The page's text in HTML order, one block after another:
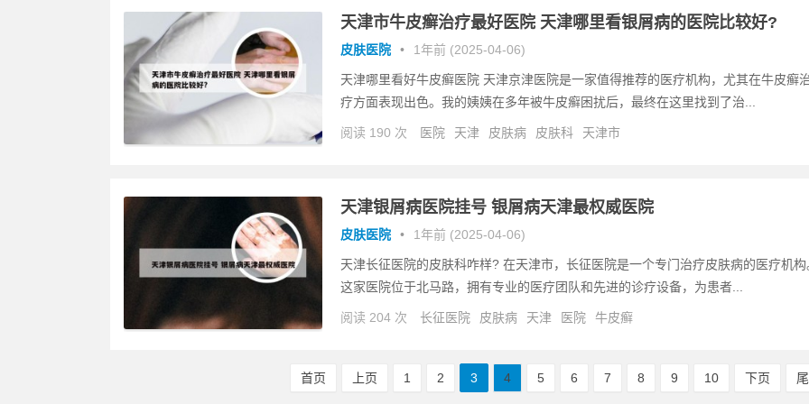
天津市牛皮癣治疗最好医院 天津哪里看银屑病的医院比较好?
皮肤医院 • 1年前 (2025-04-06)
天津哪里看好牛皮癣医院 天津京津医院是一家值得推荐的医疗机构，尤其在牛皮癣
疗方面表现出色。我的姨姨在多年被牛皮癣困扰后，最终在这里找到了治...
阅读 190 次 医院 天津 皮肤病 皮肤科 天津市
天津银屑病医院挂号 银屑病天津最权威医院
皮肤医院 • 1年前 (2025-04-06)
天津长征医院的皮肤科咋样? 在天津市，长征医院是一个专门治疗皮肤病的医疗机构
这家医院位于北马路，拥有专业的医疗团队和先进的诊疗设备，为患者...
阅读 204 次 长征医院 皮肤病 天津 医院 牛皮癣
首页 上页 1 2 3 4 5 6 7 8 9 10 下页